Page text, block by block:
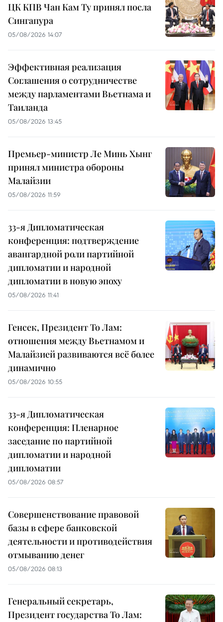
ЦК КПВ Чан Кам Ту принял посла
Сингапура
05/08/2026 14:07
Эффективная реализация
Соглашения о сотрудничестве
между парламентами Вьетнама и
Таиланда
05/08/2026 13:45
Премьер-министр Ле Минь Хынг
принял министра обороны
Малайзии
05/08/2026 11:59
33-я Дипломатическая
конференция: подтверждение
авангардной роли партийной
дипломатии и народной
дипломатии в новую эпоху
05/08/2026 11:41
Генсек, Президент То Лам:
отношения между Вьетнамом и
Малайзией развиваются всё более
динамично
05/08/2026 10:55
33-я Дипломатическая
конференция: Пленарное
заседание по партийной
дипломатии и народной
дипломатии
05/08/2026 08:57
Совершенствование правовой
базы в сфере банковской
деятельности и противодействия
отмыванию денег
05/08/2026 08:13
Генеральный секретарь,
Президент государства То Лам: